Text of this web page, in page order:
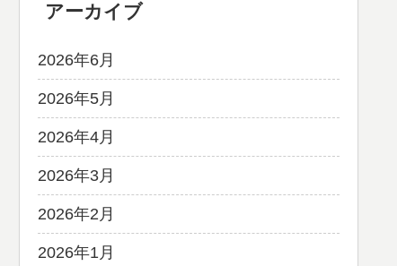
アーカイブ
2026年6月
2026年5月
2026年4月
2026年3月
2026年2月
2026年1月